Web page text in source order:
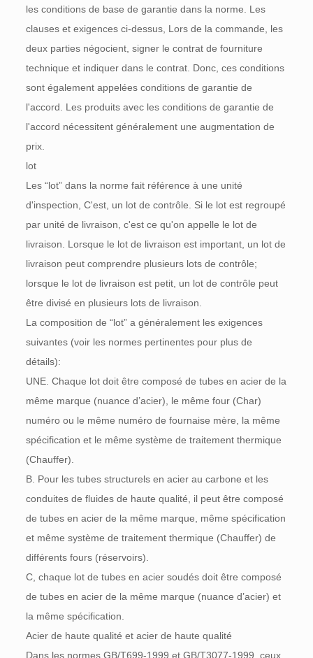
les conditions de base de garantie dans la norme. Les
clauses et exigences ci-dessus, Lors de la commande, les
deux parties négocient, signer le contrat de fourniture
technique et indiquer dans le contrat. Donc, ces conditions
sont également appelées conditions de garantie de
l'accord. Les produits avec les conditions de garantie de
l'accord nécessitent généralement une augmentation de
prix.
lot
Les “lot” dans la norme fait référence à une unité
d'inspection, C'est, un lot de contrôle. Si le lot est regroupé
par unité de livraison, c'est ce qu'on appelle le lot de
livraison. Lorsque le lot de livraison est important, un lot de
livraison peut comprendre plusieurs lots de contrôle;
lorsque le lot de livraison est petit, un lot de contrôle peut
être divisé en plusieurs lots de livraison.
La composition de “lot” a généralement les exigences
suivantes (voir les normes pertinentes pour plus de
détails):
UNE. Chaque lot doit être composé de tubes en acier de la
même marque (nuance d’acier), le même four (Char)
numéro ou le même numéro de fournaise mère, la même
spécification et le même système de traitement thermique
(Chauffer).
B. Pour les tubes structurels en acier au carbone et les
conduites de fluides de haute qualité, il peut être composé
de tubes en acier de la même marque, même spécification
et même système de traitement thermique (Chauffer) de
différents fours (réservoirs).
C, chaque lot de tubes en acier soudés doit être composé
de tubes en acier de la même marque (nuance d’acier) et
la même spécification.
Acier de haute qualité et acier de haute qualité
Dans les normes GB/T699-1999 et GB/T3077-1999, ceux